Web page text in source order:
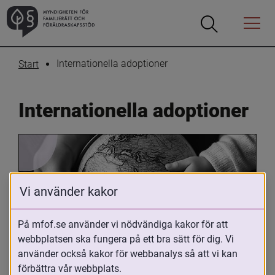
Öppna
Öppna
Menyn
Start Internationella adoptioner
Internationella adoptioner
Oavsett om du är adopterad,
adoptivförälder eller arbetar med
Vi använder kakor
På mfof.se använder vi nödvändiga kakor för att
webbplatsen ska fungera på ett bra sätt för dig. Vi
använder också kakor för webbanalys så att vi kan
förbättra vår webbplats.